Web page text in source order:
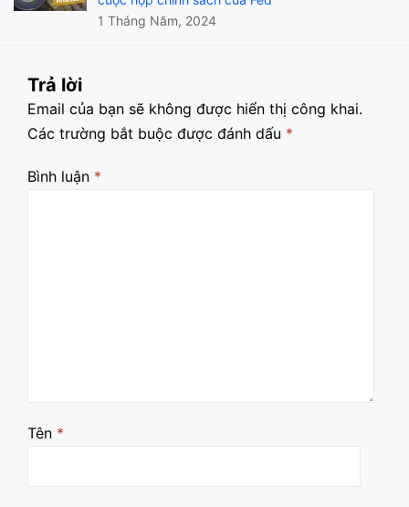
1 Tháng Năm, 2024
Trả lời
Email của bạn sẽ không được hiển thị công khai.
Các trường bắt buộc được đánh dấu *
Bình luận *
Tên *